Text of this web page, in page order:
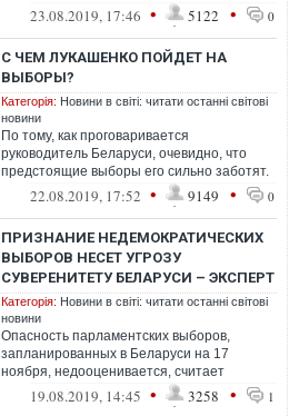
забронзовевшей властью нарастает,
23.08.2019, 17:46 • 5122 • 0
С ЧЕМ ЛУКАШЕНКО ПОЙДЕТ НА
ВЫБОРЫ?
Категорія: Новини в світі: читати останні світові
новини
По тому, как проговаривается
руководитель Беларуси, очевидно, что
предстоящие выборы его сильно заботят.
Но с чем он пойдет на них, если
экономический...
22.08.2019, 17:52 • 9149 • 0
ПРИЗНАНИЕ НЕДЕМОКРАТИЧЕСКИХ
ВЫБОРОВ НЕСЕТ УГРОЗУ
СУВЕРЕНИТЕТУ БЕЛАРУСИ – ЭКСПЕРТ
Категорія: Новини в світі: читати останні світові
новини
Опасность парламентских выборов,
запланированных в Беларуси на 17
ноября, недооценивается, считает
Владимир Кобец, эксперт iSANS
(International Strate...
19.08.2019, 14:45 • 3258 • 1